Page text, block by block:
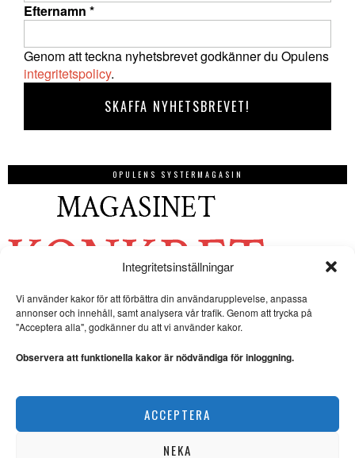
Integritetsinställningar
Vi använder kakor för att förbättra din användarupplevelse, anpassa
annonser och innehåll, samt analysera vår trafik. Genom att trycka på
"Acceptera alla", godkänner du att vi använder kakor.
Observera att funktionella kakor är nödvändiga för inloggning.
ACCEPTERA
NEKA
Efternamn *
Genom att teckna nyhetsbrevet godkänner du Opulens
integritetspolicy.
OPULENS SYSTERMAGASIN